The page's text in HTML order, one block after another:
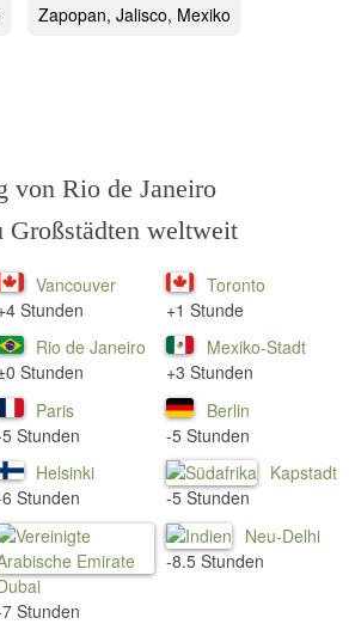
Zapopan, Jalisco, Mexiko
von Rio de Janeiro
Großstädten weltweit
Vancouver
Stunden
Toronto
+1 Stunde
Rio de Janeiro
Stunden
Mexiko-Stadt
+3 Stunden
Paris
Stunden
Berlin
-5 Stunden
Helsinki
Stunden
Kapstadt
-5 Stunden
Stunden
Neu-Delhi
-8.5 Stunden